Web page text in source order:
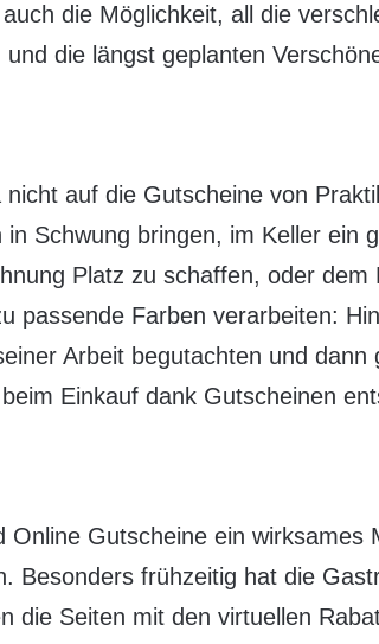
die Möglichkeit, all die
die längst geplanten
auf die Gutscheine von
Schwung bringen, im Keller ein
Platz zu schaffen, oder dem
passende Farben verarbeiten:
Arbeit begutachten und
Einkauf dank Gutscheinen
Online Gutscheine ein wirksames
Besonders frühzeitig hat die
die Seiten mit den virtuellen